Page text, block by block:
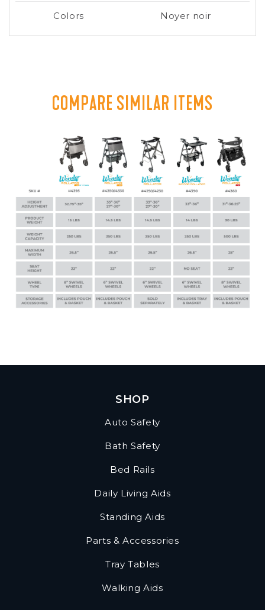
Colors Noyer noir
COMPARE SIMILAR ITEMS
SHOP
Auto Safety
Bath Safety
Bed Rails
Daily Living Aids
Standing Aids
Parts & Accessories
Tray Tables
Walking Aids